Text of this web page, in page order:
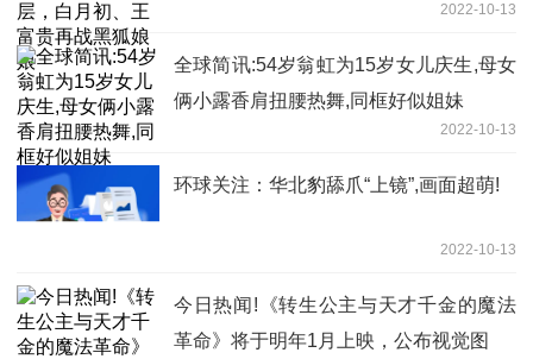
2022-10-13
全球简讯:54岁翁虹为15岁女儿庆生,母女
俩小露香肩扭腰热舞,同框好似姐妹
2022-10-13
环球关注：华北豹舔爪“上镜”,画面超萌!
2022-10-13
今日热闻!《转生公主与天才千金的魔法
革命》将于明年1月上映，公布视觉图